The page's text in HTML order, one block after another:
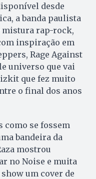
desde
a banda paulista
mistura rap-rock,
inspiração em
Rage Against
universo que vai
que fez muito
o final dos anos
como se fossem
bandeira da
mostrou
no Noise e muita
um cover de